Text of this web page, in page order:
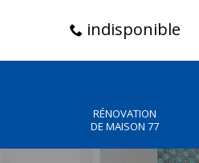
indisponible
RÉNOVATION
DE MAISON 77